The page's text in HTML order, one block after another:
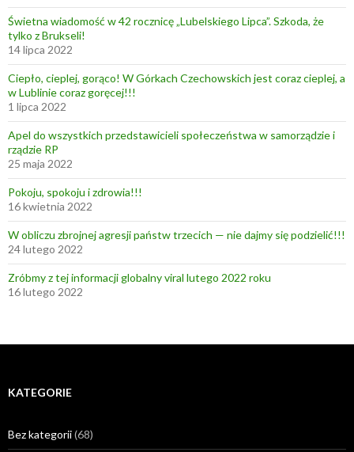
Świetna wiadomość w 42 rocznicę „Lubelskiego Lipca”. Szkoda, że
tylko z Brukseli!
14 lipca 2022
Ciepło, cieplej, gorąco! W Górkach Czechowskich jest coraz cieplej, a
w Lublinie coraz goręcej!!!
1 lipca 2022
Apel do wszystkich przedstawicieli społeczeństwa w samorządzie i
rządzie RP
25 maja 2022
Pokoju, spokoju i zdrowia!!!
16 kwietnia 2022
W obliczu zbrojnej agresji państw trzecich — nie dajmy się podzielić!!!
24 lutego 2022
Zróbmy z tej informacji globalny viral lutego 2022 roku
16 lutego 2022
KATEGORIE
Bez kategorii(68)